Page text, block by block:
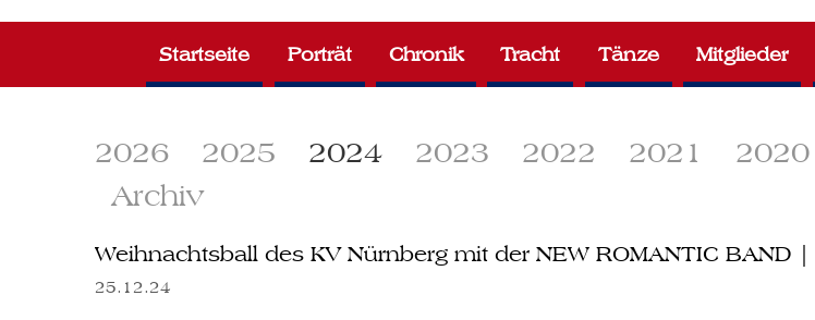
2026 2025 2024 2023 2022 2021 2020
Archiv
Startseite Porträt Chronik Tracht Tänze Mitglieder
Weihnachtsball des KV Nürnberg mit der NEW ROMANTIC BAND
25.12.24